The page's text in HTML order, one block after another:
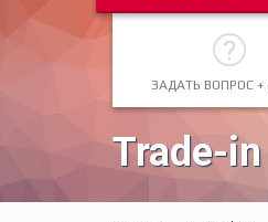
ЗАДАТЬ ВОПРОС +
Trade-in